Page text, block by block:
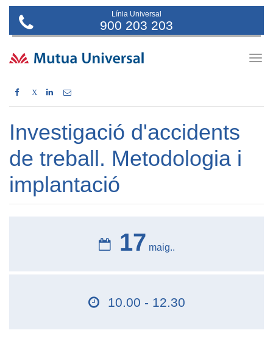
Línia Universal
900 203 203
X
Investigació d'accidents
de treball. Metodologia i
implantació
17 maig..
10.00 - 12.30